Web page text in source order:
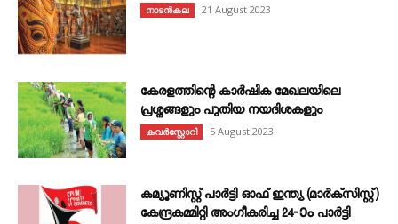
നാടൻകല 21 August 2023
കേരളത്തിന്റെ കാർഷിക മേഖലയിലെ
പ്രശ്നങ്ങളും പുതിയ നയദിശകളും
കവര്‍സ്റ്റോറി 5 August 2023
കമ്യൂണിസ്റ്റ് പാർട്ടി ഓഫ് ഇന്ത്യ (മാർക്സിസ്റ്റ്)
കേന്ദ്രകമ്മിറ്റി അംഗീകരിച്ച 24‐ാം പാർട്ടി